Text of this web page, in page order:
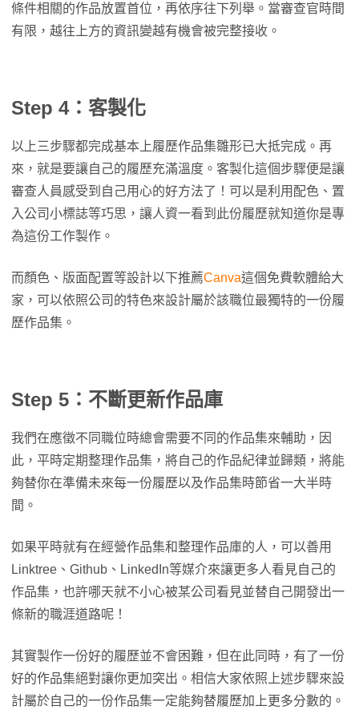
條件相關的作品放置首位，再依序往下列舉。當審查官時間
有限，越往上方的資訊變越有機會被完整接收。
Step 4：客製化
以上三步驟都完成基本上履歷作品集雛形已大抵完成。再
來，就是要讓自己的履歷充滿溫度。客製化這個步驟便是讓
審查人員感受到自己用心的好方法了！可以是利用配色、置
入公司小標誌等巧思，讓人資一看到此份履歷就知道你是專
為這份工作製作。
而顏色、版面配置等設計以下推薦Canva這個免費軟體給大
家，可以依照公司的特色來設計屬於該職位最獨特的一份履
歷作品集。
Step 5：不斷更新作品庫
我們在應徵不同職位時總會需要不同的作品集來輔助，因
此，平時定期整理作品集，將自己的作品紀律並歸類，將能
夠替你在準備未來每一份履歷以及作品集時節省一大半時
間。
如果平時就有在經營作品集和整理作品庫的人，可以善用
Linktree、Github、LinkedIn等媒介來讓更多人看見自己的
作品集，也許哪天就不小心被某公司看見並替自己開發出一
條新的職涯道路呢！
其實製作一份好的履歷並不會困難，但在此同時，有了一份
好的作品集絕對讓你更加突出。相信大家依照上述步驟來設
計屬於自己的一份作品集一定能夠替履歷加上更多分數的。